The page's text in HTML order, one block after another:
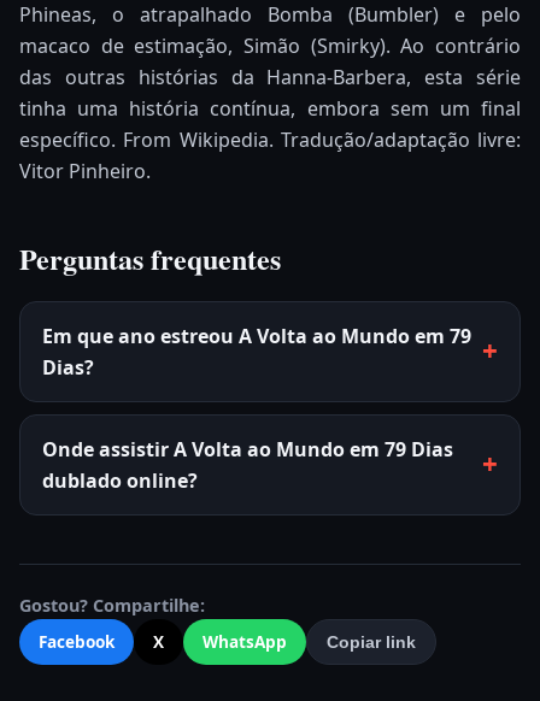
Phineas, o atrapalhado Bomba (Bumbler) e pelo
macaco de estimação, Simão (Smirky). Ao contrário
das outras histórias da Hanna-Barbera, esta série
tinha uma história contínua, embora sem um final
específico. From Wikipedia. Tradução/adaptação livre:
Vitor Pinheiro.
Perguntas frequentes
Em que ano estreou A Volta ao Mundo em 79
Dias?
Onde assistir A Volta ao Mundo em 79 Dias
dublado online?
Gostou? Compartilhe:
Facebook
X WhatsApp Copiar link